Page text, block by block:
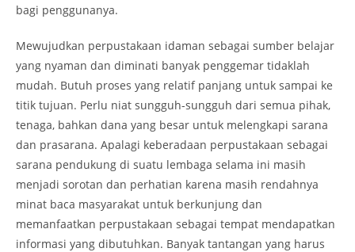
bagi penggunanya.
Mewujudkan perpustakaan idaman sebagai sumber belajar
yang nyaman dan diminati banyak penggemar tidaklah
mudah. Butuh proses yang relatif panjang untuk sampai ke
titik tujuan. Perlu niat sungguh-sungguh dari semua pihak,
tenaga, bahkan dana yang besar untuk melengkapi sarana
dan prasarana. Apalagi keberadaan perpustakaan sebagai
sarana pendukung di suatu lembaga selama ini masih
menjadi sorotan dan perhatian karena masih rendahnya
minat baca masyarakat untuk berkunjung dan
memanfaatkan perpustakaan sebagai tempat mendapatkan
informasi yang dibutuhkan. Banyak tantangan yang harus